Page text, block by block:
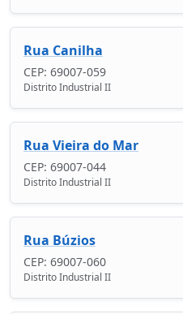
Rua Canilha
CEP: 69007-059
Distrito Industrial II
Rua Vieira do Mar
CEP: 69007-044
Distrito Industrial II
Rua Búzios
CEP: 69007-060
Distrito Industrial II